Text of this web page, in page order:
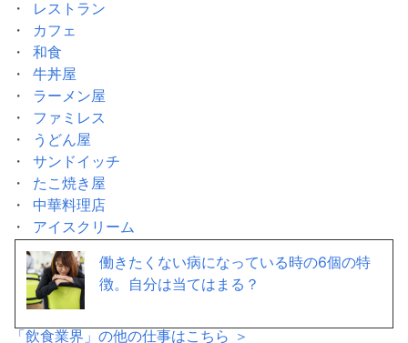
レストラン
カフェ
和食
牛丼屋
ラーメン屋
ファミレス
うどん屋
サンドイッチ
たこ焼き屋
中華料理店
アイスクリーム
カレー屋
ケーキ屋
バー
「飲食業界 」の他の仕事はこちら ＞
働きたくない病になっている時の6個の特
徴。自分は当てはまる？